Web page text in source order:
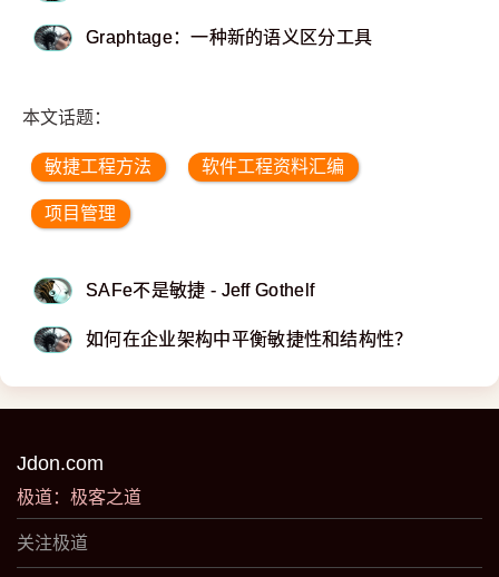
Graphtage：一种新的语义区分工具
本文话题：
敏捷工程方法 软件工程资料汇编
项目管理
SAFe不是敏捷 - Jeff Gothelf
如何在企业架构中平衡敏捷性和结构性？
Jdon.com
极道：极客之道
关注极道